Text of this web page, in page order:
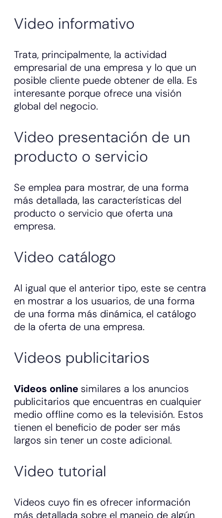
Video informativo
Trata, principalmente, la actividad
empresarial de una empresa y lo que un
posible cliente puede obtener de ella. Es
interesante porque ofrece una visión
global del negocio.
Video presentación de un
producto o servicio
Se emplea para mostrar, de una forma
más detallada, las características del
producto o servicio que oferta una
empresa.
Video catálogo
Al igual que el anterior tipo, este se centra
en mostrar a los usuarios, de una forma
de una forma más dinámica, el catálogo
de la oferta de una empresa.
Videos publicitarios
Videos online similares a los anuncios
publicitarios que encuentras en cualquier
medio offline como es la televisión. Estos
tienen el beneficio de poder ser más
largos sin tener un coste adicional.
Video tutorial
Videos cuyo fin es ofrecer información
más detallada sobre el manejo de algún